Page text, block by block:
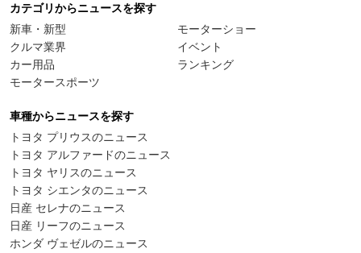
カテゴリからニュースを探す
新車・新型
クルマ業界
カー用品
モータースポーツ
モーターショー
イベント
ランキング
車種からニュースを探す
トヨタ プリウスのニュース
トヨタ アルファードのニュース
トヨタ ヤリスのニュース
トヨタ シエンタのニュース
日産 セレナのニュース
日産 リーフのニュース
ホンダ ヴェゼルのニュース